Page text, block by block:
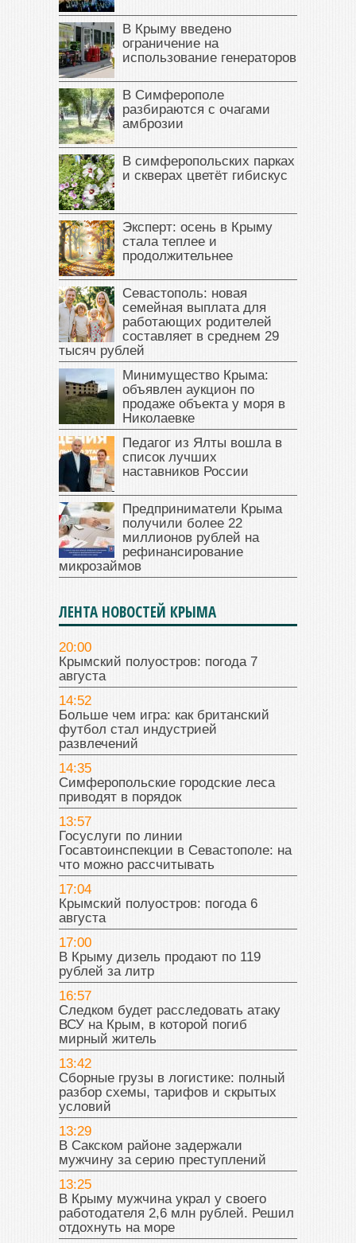
В Крыму введено
ограничение на
использование генераторов
В Симферополе
разбираются с очагами
амброзии
В симферопольских парках
и скверах цветёт гибискус
Эксперт: осень в Крыму
стала теплее и
продолжительнее
Севастополь: новая
семейная выплата для
работающих родителей
составляет в среднем 29
тысяч рублей
Минимущество Крыма:
объявлен аукцион по
продаже объекта у моря в
Николаевке
Педагог из Ялты вошла в
список лучших
наставников России
Предприниматели Крыма
получили более 22
миллионов рублей на
рефинансирование
микрозаймов
ЛЕНТА НОВОСТЕЙ КРЫМА
20:00
Крымский полуостров: погода 7
августа
14:52
Больше чем игра: как британский
футбол стал индустрией
развлечений
14:35
Симферопольские городские леса
приводят в порядок
13:57
Госуслуги по линии
Госавтоинспекции в Севастополе: на
что можно рассчитывать
17:04
Крымский полуостров: погода 6
августа
17:00
В Крыму дизель продают по 119
рублей за литр
16:57
Следком будет расследовать атаку
ВСУ на Крым, в которой погиб
мирный житель
13:42
Сборные грузы в логистике: полный
разбор схемы, тарифов и скрытых
условий
13:29
В Сакском районе задержали
мужчину за серию преступлений
13:25
В Крыму мужчина украл у своего
работодателя 2,6 млн рублей. Решил
отдохнуть на море